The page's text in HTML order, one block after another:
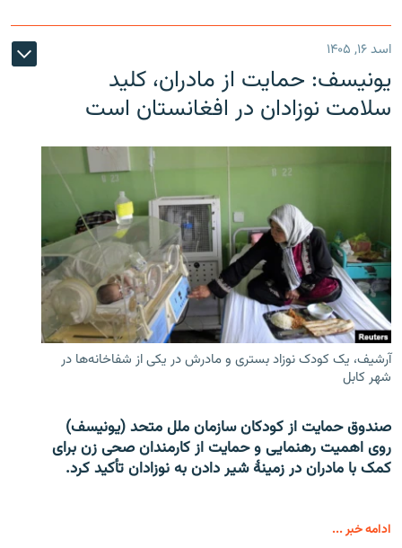
اسد ۱۶, ۱۴۰۵
یونیسف: حمایت از مادران، کلید
سلامت نوزادان در افغانستان است
آرشیف، یک کودک نوزاد بستری و مادرش در یکی از شفاخانه‌ها در
شهر کابل
صندوق حمایت از کودکان سازمان ملل متحد (یونیسف)
روی اهمیت رهنمایی و حمایت از کارمندان صحی زن برای
کمک با مادران در زمینۀ شیر دادن به نوزادان تأکید کرد.
ادامه خبر ...